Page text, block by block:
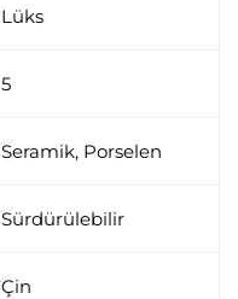
Lüks
5
Seramik, Porselen
Sürdürülebilir
Çin